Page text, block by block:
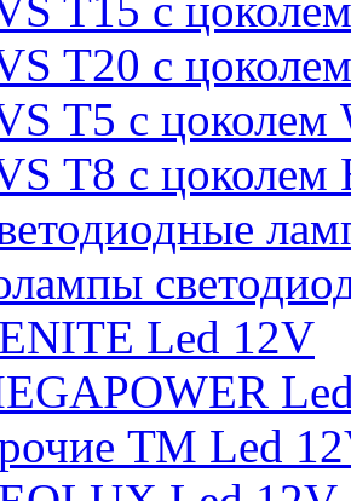
T20 с
T5 с цоколем
T8 с цоколем
Led 12V
ТМ Led